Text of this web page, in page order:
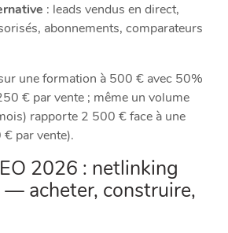
: leads vendus en direct,
abonnements, comparateurs
une formation à 500 € avec 50%
€ par vente ; même un volume
rapporte 2 500 € face à une
par vente).
2026 : netlinking
acheter, construire,